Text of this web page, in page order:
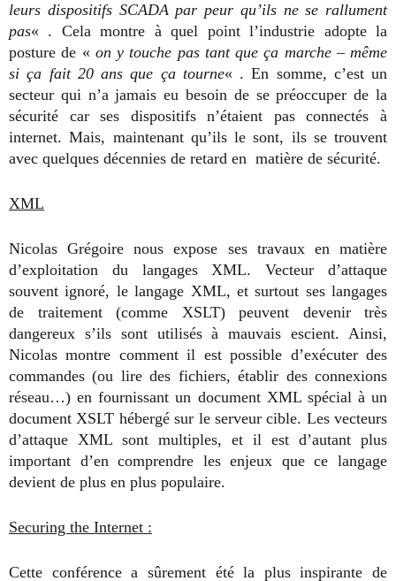
leurs dispositifs SCADA par peur qu’ils ne se rallument
pas« . Cela montre à quel point l’industrie adopte la
posture de « on y touche pas tant que ça marche – même
si ça fait 20 ans que ça tourne« . En somme, c’est un
secteur qui n’a jamais eu besoin de se préoccuper de la
sécurité car ses dispositifs n’étaient pas connectés à
internet. Mais, maintenant qu’ils le sont, ils se trouvent
avec quelques décennies de retard en matière de sécurité.
XML
Nicolas Grégoire nous expose ses travaux en matière
d’exploitation du langages XML. Vecteur d’attaque
souvent ignoré, le langage XML, et surtout ses langages
de traitement (comme XSLT) peuvent devenir très
dangereux s’ils sont utilisés à mauvais escient. Ainsi,
Nicolas montre comment il est possible d’exécuter des
commandes (ou lire des fichiers, établir des connexions
réseau…) en fournissant un document XML spécial à un
document XSLT hébergé sur le serveur cible. Les vecteurs
d’attaque XML sont multiples, et il est d’autant plus
important d’en comprendre les enjeux que ce langage
devient de plus en plus populaire.
Securing the Internet :
Cette conférence a sûrement été la plus inspirante de